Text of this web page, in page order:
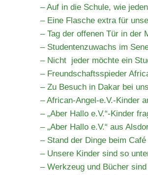
– Auf in die Schule, wie
– Eine Flasche extra für
– Tag der offenen Tür in der
– Studentenzuwachs im
– Nicht jeder möchte ein
– Freundschaftsspieder
– Zu Besuch in Dakar bei
– African-Angel-e.V.-Kinder
– „Aber Hallo e.V.“-Kinder
– „Aber Hallo e.V.“ aus
– Stand der Dinge beim
– Unsere Kinder sind so
– Werkzeug und Bücher